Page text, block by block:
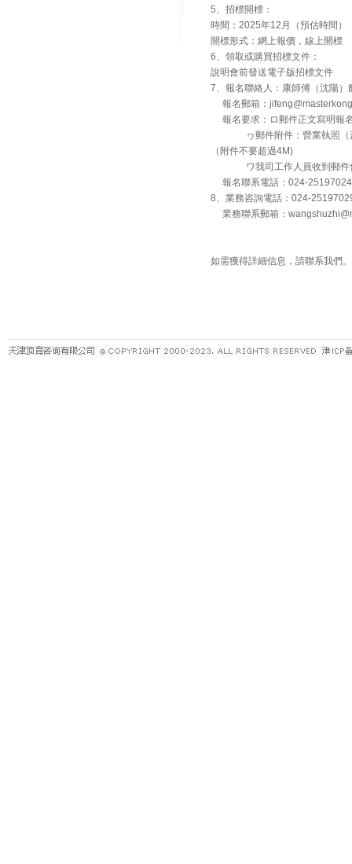
5、招標開標：
時間：2025年12月（預估時間）
開標形式：網上報價，線上開標
6、領取或購買招標文件：
說明會前發送電子版招標文件
7、報名聯絡人：康師傅（沈陽）
報名郵箱：
報名要求：ロ郵件正文寫明報
ヮ郵件附件：營業執照（蓋公
（附件不要超過4M)
ワ我司工作人員收到郵件會
報名聯系電話：024-25197024
8、業務咨詢電話：024-
業務聯系郵箱：
如需獲得詳細信息，請聯系我們。